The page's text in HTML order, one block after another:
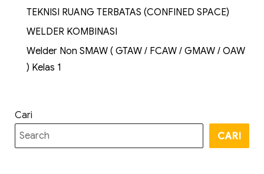
TEKNISI RUANG TERBATAS (CONFINED SPACE)
WELDER KOMBINASI
Welder Non SMAW ( GTAW / FCAW / GMAW / OAW
) Kelas 1
Cari
CARI